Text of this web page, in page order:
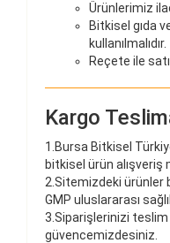
Ürünlerimiz
Bitkisel gıda
kullanılmalıdır.
Reçete ile
Kargo
1.Bursa Bitkisel
bitkisel ürün alışveriş
2.Sitemizdeki ürünler
GMP uluslararası
3.Siparişlerinizi teslim
güvencemizdesiniz.